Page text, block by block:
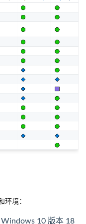
环境：
10 版本 18